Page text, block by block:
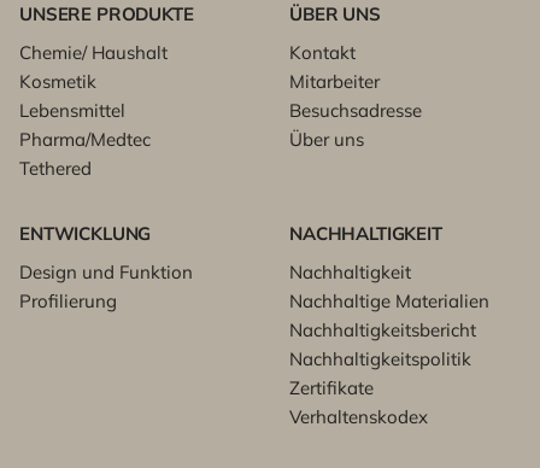
UNSERE PRODUKTE
Chemie/ Haushalt
Kosmetik
Lebensmittel
Pharma/Medtec
Tethered
ÜBER UNS
Kontakt
Mitarbeiter
Besuchsadresse
Über uns
ENTWICKLUNG
Design und Funktion
Profilierung
NACHHALTIGKEIT
Nachhaltigkeit
Nachhaltige Materialien
Nachhaltigkeitsbericht
Nachhaltigkeitspolitik
Zertifikate
Verhaltenskodex